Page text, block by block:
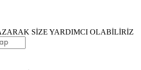
SİZE YARDIMCI OLABİLİRİZ